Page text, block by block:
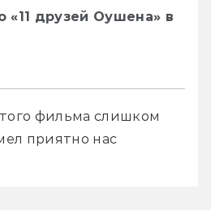
«11 друзей Оушена» в
фильма слишком
приятно нас